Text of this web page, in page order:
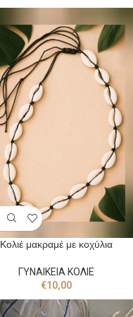
Κολιέ μακραμέ με κοχύλια
ΓΥΝΑΙΚΕΙΑ ΚΟΛΙΕ
€10,00